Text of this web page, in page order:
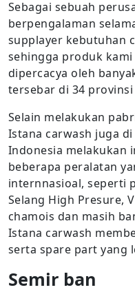
Sebagai sebuah
berpengalaman
supplayer kebutuhan
sehingga produk
dipercacya oleh
tersebar di 34
Selain melakukan
Istana carwash juga
Indonesia melakukan
beberapa peralatan
internnasioal, seperti
Selang High Presure,
chamois dan masih
Istana carwash
serta spare part yang
Semir ban